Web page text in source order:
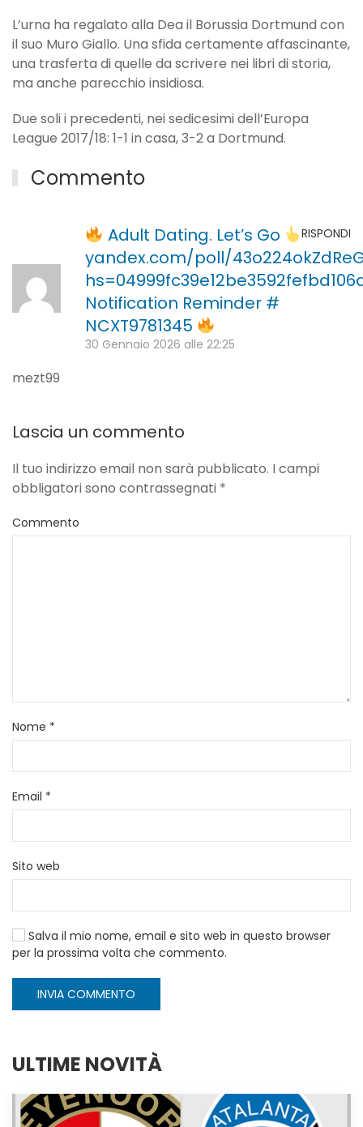
L’urna ha regalato alla Dea il Borussia Dortmund con
il suo Muro Giallo. Una sfida certamente affascinante,
una trasferta di quelle da scrivere nei libri di storia,
ma anche parecchio insidiosa.
Due soli i precedenti, nei sedicesimi dell’Europa
League 2017/18: 1-1 in casa, 3-2 a Dortmund.
Commento
Adult Dating. Let’s Go
yandex.com/poll/
Notification Reminder #
NCXT9781345
30 Gennaio 2026 alle 22:25
RISPONDI
mezt99
Lascia un commento
Il tuo indirizzo email non sarà pubblicato. I campi
obbligatori sono contrassegnati *
Commento
Nome *
Email *
Sito web
Salva il mio nome, email e sito web in questo browser
per la prossima volta che commento.
INVIA COMMENTO
ULTIME NOVITÀ